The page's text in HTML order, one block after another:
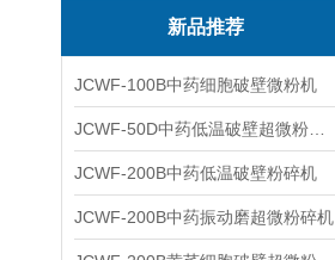
新品推荐
JCWF-100B中药细胞破壁微粉机
JCWF-200B中药低温破壁粉碎机
JCWF-200B中药振动磨超微粉碎机